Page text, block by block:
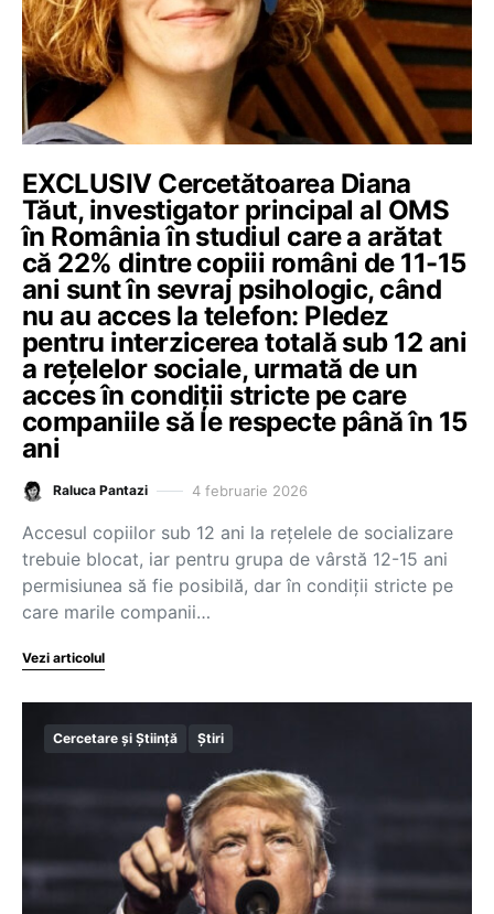
EXCLUSIV Cercetătoarea Diana
Tăut, investigator principal al OMS
în România în studiul care a arătat
că 22% dintre copiii români de 11-15
ani sunt în sevraj psihologic, când
nu au acces la telefon: Pledez
pentru interzicerea totală sub 12 ani
a rețelelor sociale, urmată de un
acces în condiții stricte pe care
companiile să le respecte până în 15
ani
Raluca Pantazi 4 februarie 2026
Accesul copiilor sub 12 ani la rețelele de socializare
trebuie blocat, iar pentru grupa de vârstă 12-15 ani
permisiunea să fie posibilă, dar în condiții stricte pe
care marile companii…
Vezi articolul
Cercetare și Știință Știri